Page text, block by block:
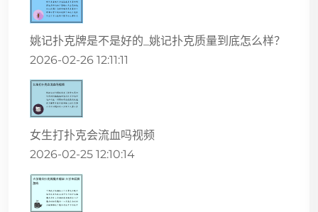
姚记扑克牌是不是好的_姚记扑克质量到底怎么样？
2026-02-26 12:11:11
女生打扑克会流血吗视频
2026-02-25 12:10:14